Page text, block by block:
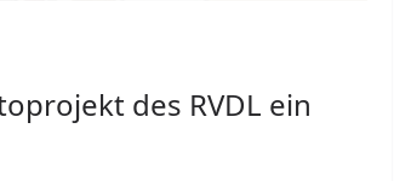
des RVDL ein